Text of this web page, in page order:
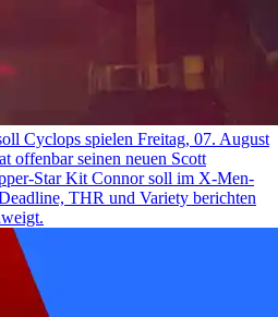
Cyclops spielen Freitag, 07. August
offenbar seinen neuen Scott
Star Kit Connor soll im X-Men-
THR und Variety berichten